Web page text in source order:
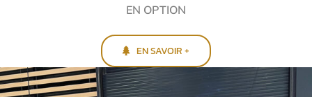
EN OPTION
EN SAVOIR +